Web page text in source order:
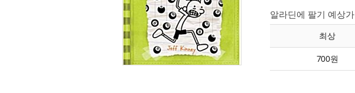
알라딘에 팔기 예상가
최상
700원